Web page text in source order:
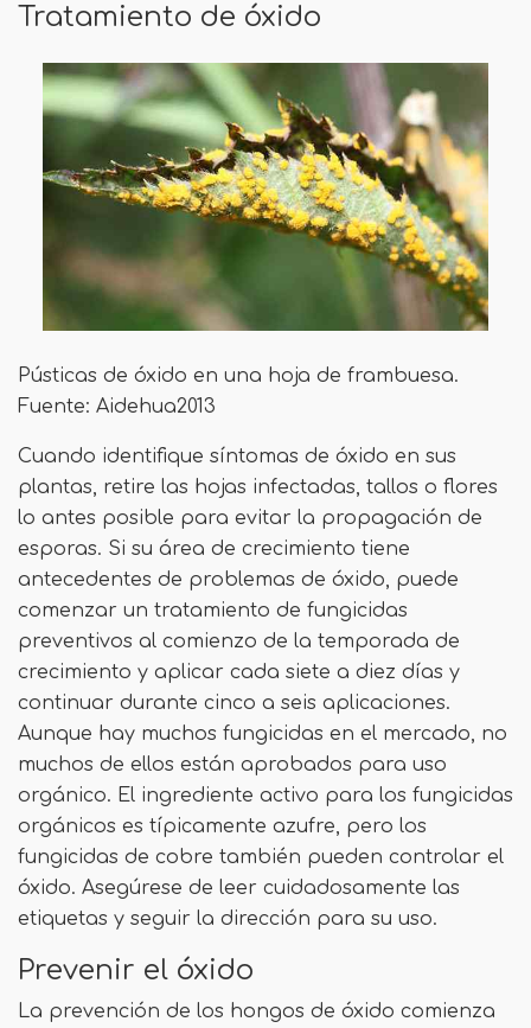
Tratamiento de óxido
Pústicas de óxido en una hoja de frambuesa.
Fuente: Aidehua2013
Cuando identifique síntomas de óxido en sus
plantas, retire las hojas infectadas, tallos o flores
lo antes posible para evitar la propagación de
esporas. Si su área de crecimiento tiene
antecedentes de problemas de óxido, puede
comenzar un tratamiento de fungicidas
preventivos al comienzo de la temporada de
crecimiento y aplicar cada siete a diez días y
continuar durante cinco a seis aplicaciones.
Aunque hay muchos fungicidas en el mercado, no
muchos de ellos están aprobados para uso
orgánico. El ingrediente activo para los fungicidas
orgánicos es típicamente azufre, pero los
fungicidas de cobre también pueden controlar el
óxido. Asegúrese de leer cuidadosamente las
etiquetas y seguir la dirección para su uso.
Prevenir el óxido
La prevención de los hongos de óxido comienza